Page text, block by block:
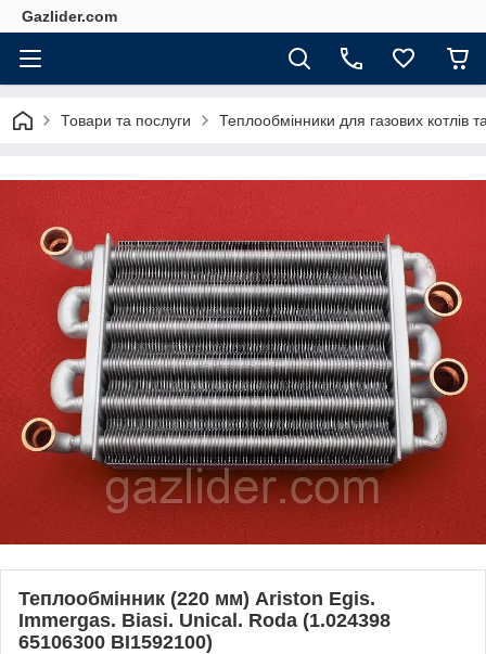
Gazlider.com
Товари та послуги Теплообмінники для газових котлів
Теплообмінник (220 мм) Ariston Egis.
Immergas. Biasi. Unical. Roda (1.024398
65106300 BI1592100)